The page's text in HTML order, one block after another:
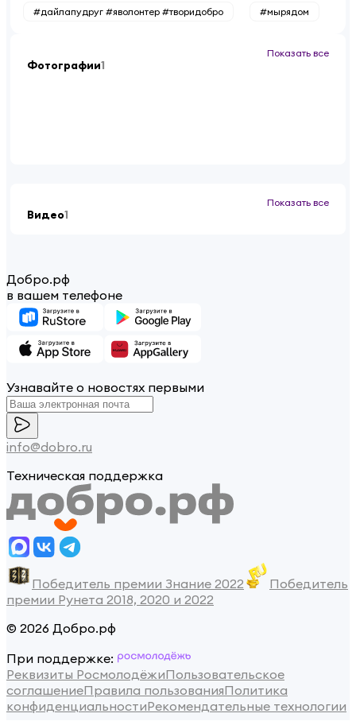
#дайлапудруг #яволонтер #творидобро #мырядом
Фотографии1
Показать все
Видео1
Показать все
Добро.рф
в вашем телефоне
Узнавайте о новостях первыми
info@dobro.ru
Техническая поддержка
Победитель премии Знание 2022
Победитель
премии Рунета 2018, 2020 и 2022
© 2026 Добро.рф
При поддержке:
Реквизиты РосмолодёжиПользовательское
соглашениеПравила пользованияПолитика
конфиденциальностиРекомендательные технологии